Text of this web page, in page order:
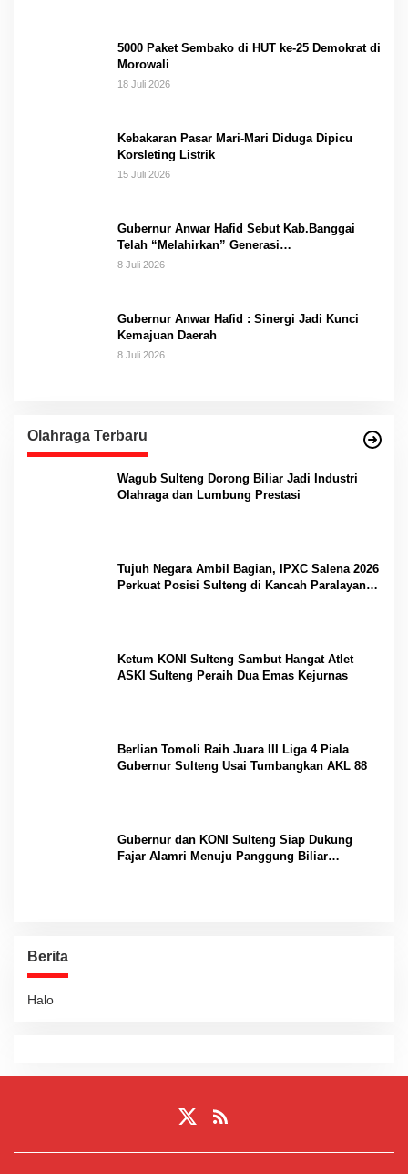
5000 Paket Sembako di HUT ke-25 Demokrat di
Morowali
18 Juli 2026
Kebakaran Pasar Mari-Mari Diduga Dipicu
Korsleting Listrik
15 Juli 2026
Gubernur Anwar Hafid Sebut Kab.Banggai
Telah “Melahirkan” Generasi…
8 Juli 2026
Gubernur Anwar Hafid : Sinergi Jadi Kunci
Kemajuan Daerah
8 Juli 2026
Olahraga Terbaru
Wagub Sulteng Dorong Biliar Jadi Industri
Olahraga dan Lumbung Prestasi
Tujuh Negara Ambil Bagian, IPXC Salena 2026
Perkuat Posisi Sulteng di Kancah Paralayang
Ketum KONI Sulteng Sambut Hangat Atlet
ASKI Sulteng Peraih Dua Emas Kejurnas
Berlian Tomoli Raih Juara III Liga 4 Piala
Gubernur Sulteng Usai Tumbangkan AKL 88
Gubernur dan KONI Sulteng Siap Dukung
Fajar Alamri Menuju Panggung Biliar
Berita
Halo